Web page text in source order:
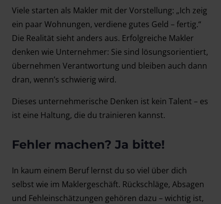
Viele starten als Makler mit der Vorstellung: „Ich zeig
ein paar Wohnungen, verdiene gutes Geld – fertig.“
Die Realität sieht anders aus. Erfolgreiche Makler
denken wie Unternehmer: Sie sind lösungsorientiert,
übernehmen Verantwortung und bleiben auch dann
dran, wenn’s schwierig wird.
Dieses unternehmerische Denken ist kein Talent – es
ist eine Haltung, die du trainieren kannst.
Fehler machen? Ja bitte!
In kaum einem Beruf lernst du so viel über dich
selbst wie im Maklergeschäft. Rückschläge, Absagen
und Fehleinschätzungen gehören dazu – wichtig ist,